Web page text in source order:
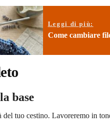
Leggi di più:
Come cambiare
base
del tuo cestino. Lavoreremo in